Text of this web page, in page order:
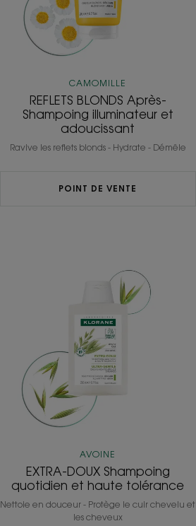
CAMOMILLE
REFLETS BLONDS Après-
Shampoing illuminateur et
adoucissant
Ravive les reflets blonds - Hydrate - Démêle
POINT DE VENTE
Shampoing
quotidien
et
haute
tolérance
AVOINE
EXTRA-DOUX Shampoing
quotidien et haute tolérance
Nettoie en douceur - Protège le cuir chevelu et
les cheveux